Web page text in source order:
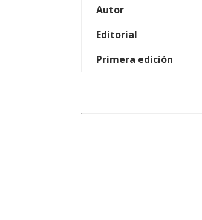
Autor
Editorial
Primera edición